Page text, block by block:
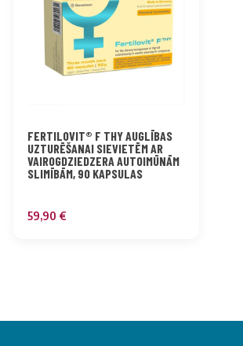
FERTILOVIT® F THY AUGLĪBAS
UZTURĒŠANAI SIEVIETĒM AR
VAIROGDZIEDZERA AUTOIMŪNĀM
SLIMĪBĀM, 90 KAPSULAS
59,90 €